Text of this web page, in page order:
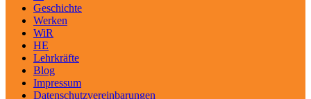
Geschichte
Werken
WiR
HE
Lehrkräfte
Blog
Impressum
Datenschutzvereinbarungen